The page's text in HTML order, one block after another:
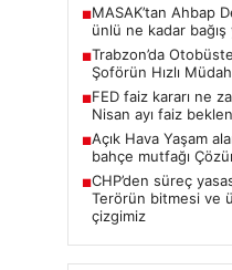
■MASAK’tan Ahbap
ünlü ne kadar bağış
■Trabzon’da
Şoförün Hızlı
■FED faiz kararı ne
Nisan ayı faiz
■Açık Hava Yaşam
bahçe mutfağı
■CHP’den süreç
Terörün bitmesi ve
çizgimiz